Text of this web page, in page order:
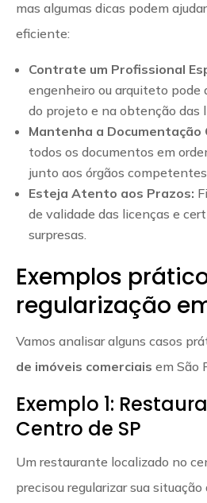
mas algumas dicas podem
eficiente:
Contrate um Profissional
engenheiro ou arquiteto pode
do projeto e na obtenção das
Mantenha a Documentação
todos os documentos em
junto aos órgãos competentes.
Esteja Atento aos Prazos:
de validade das licenças e
surpresas.
Exemplos
regularização
Vamos analisar alguns casos
de imóveis comerciais em São
Exemplo 1:
Centro de SP
Um restaurante localizado no
precisou regularizar sua